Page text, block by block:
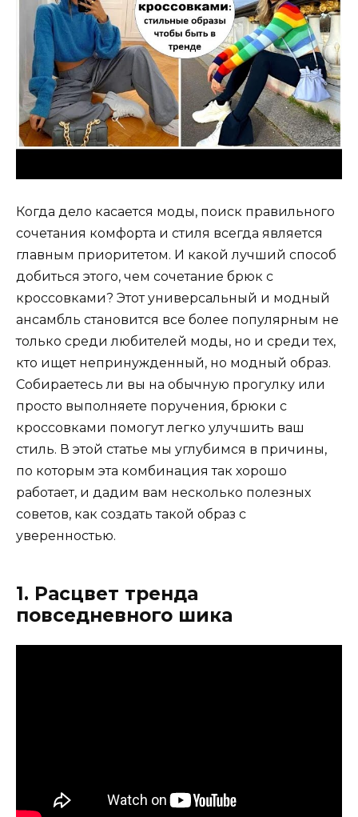
Когда дело касается моды, поиск правильного
сочетания комфорта и стиля всегда является
главным приоритетом. И какой лучший способ
добиться этого, чем сочетание брюк с
кроссовками? Этот универсальный и модный
ансамбль становится все более популярным не
только среди любителей моды, но и среди тех,
кто ищет непринужденный, но модный образ.
Собираетесь ли вы на обычную прогулку или
просто выполняете поручения, брюки с
кроссовками помогут легко улучшить ваш
стиль. В этой статье мы углубимся в причины,
по которым эта комбинация так хорошо
работает, и дадим вам несколько полезных
советов, как создать такой образ с
уверенностью.
1. Расцвет тренда
повседневного шика